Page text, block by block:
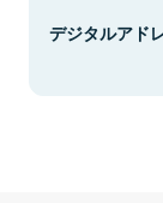
デジタルアド